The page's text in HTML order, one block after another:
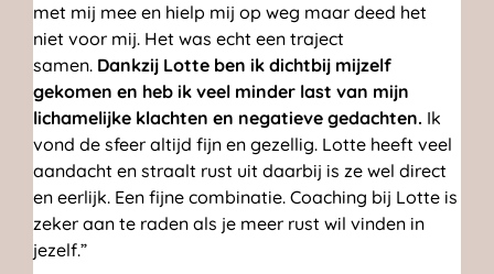
met mij mee en hielp mij op weg maar deed het
niet voor mij. Het was echt een traject
samen. Dankzij Lotte ben ik dichtbij mijzelf
gekomen en heb ik veel minder last van mijn
lichamelijke klachten en negatieve gedachten. Ik
vond de sfeer altijd fijn en gezellig. Lotte heeft veel
aandacht en straalt rust uit daarbij is ze wel direct
en eerlijk. Een fijne combinatie. Coaching bij Lotte is
zeker aan te raden als je meer rust wil vinden in
jezelf.”